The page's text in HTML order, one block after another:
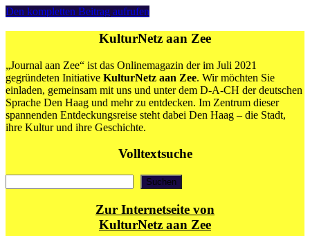
Halloween
am
Gruseln
Den kompletten Beitrag aufrufen
KulturNetz aan Zee
„Journal aan Zee“ ist das Onlinemagazin der im Juli 2021
gegründeten Initiative KulturNetz aan Zee. Wir möchten Sie
einladen, gemeinsam mit uns und unter dem D-A-CH der deutschen
Sprache Den Haag und mehr zu entdecken. Im Zentrum dieser
spannenden Entdeckungsreise steht dabei Den Haag – die Stadt,
ihre Kultur und ihre Geschichte.
Volltextsuche
Suchen
Zur Internetseite von
KulturNetz aan Zee